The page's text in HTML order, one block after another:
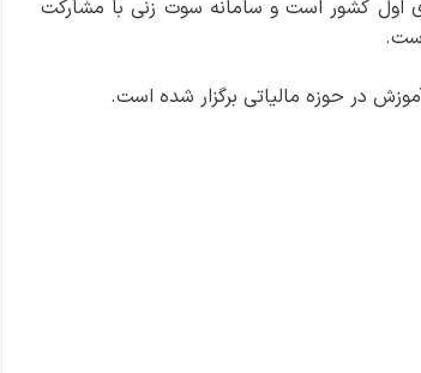
اول کشور است و سامانه سوت‌ زنی با مشارکت